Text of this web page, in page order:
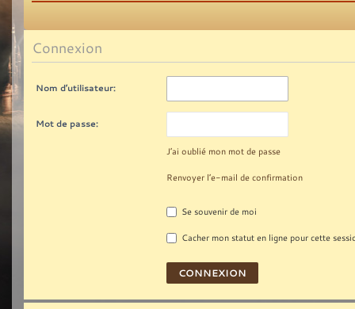
Connexion
Nom d’utilisateur:
Mot de passe:
J’ai oublié mon mot de passe
Renvoyer l’e-mail de confirmation
Se souvenir de moi
Cacher mon statut en ligne pour cette